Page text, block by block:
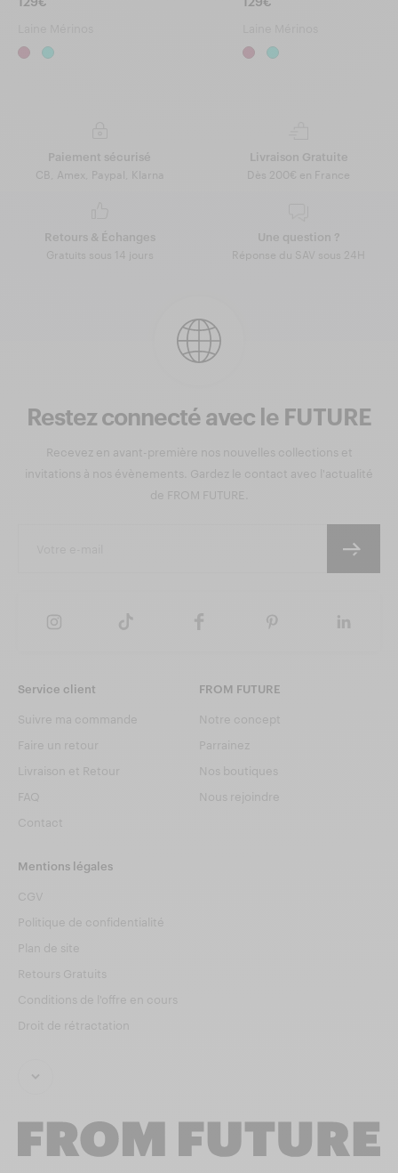
Paiement sécurisé
CB, Amex, Paypal, Klarna
Livraison Gratuite
Dès 200€ en France
Retours & Échanges
Gratuits sous 14 jours
Une question ?
Réponse du SAV sous 24H
Restez connecté avec le FUTURE
Recevez en avant-première nos nouvelles collections et
invitations à nos évènements. Gardez le contact avec l'actualité
de FROM FUTURE.
Service client
Suivre ma commande
Faire un retour
Livraison et Retour
FAQ
Contact
FROM FUTURE
Notre concept
Parrainez
Nos boutiques
Nous rejoindre
Mentions légales
CGV
Politique de confidentialité
Plan de site
Retours Gratuits
Conditions de l'offre en cours
Droit de rétractation